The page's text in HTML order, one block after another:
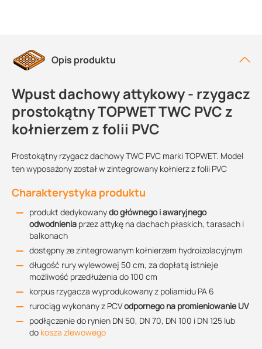
Opis produktu
Wpust dachowy attykowy - rzygacz
prostokątny TOPWET TWC PVC z
kołnierzem z folii PVC
Prostokątny rzygacz dachowy TWC PVC marki TOPWET. Model
ten wyposażony został w zintegrowany kołnierz z folii PVC
Charakterystyka produktu
produkt dedykowanydo głównego i awaryjnego
odwodnienia przez attykę na dachach płaskich, tarasach i
balkonach
dostępny ze zintegrowanym kołnierzem hydroizolacyjnym
długość rury wylewowej 50 cm, za dopłatą istnieje
możliwość przedłużenia do 100 cm
korpus rzygacza wyprodukowany z poliamidu PA 6
rurociąg wykonany z PCVodpornego na promieniowanie UV
podłączenie do rynien DN 50, DN 70, DN 100 i DN 125 lub
do kosza zlewowego